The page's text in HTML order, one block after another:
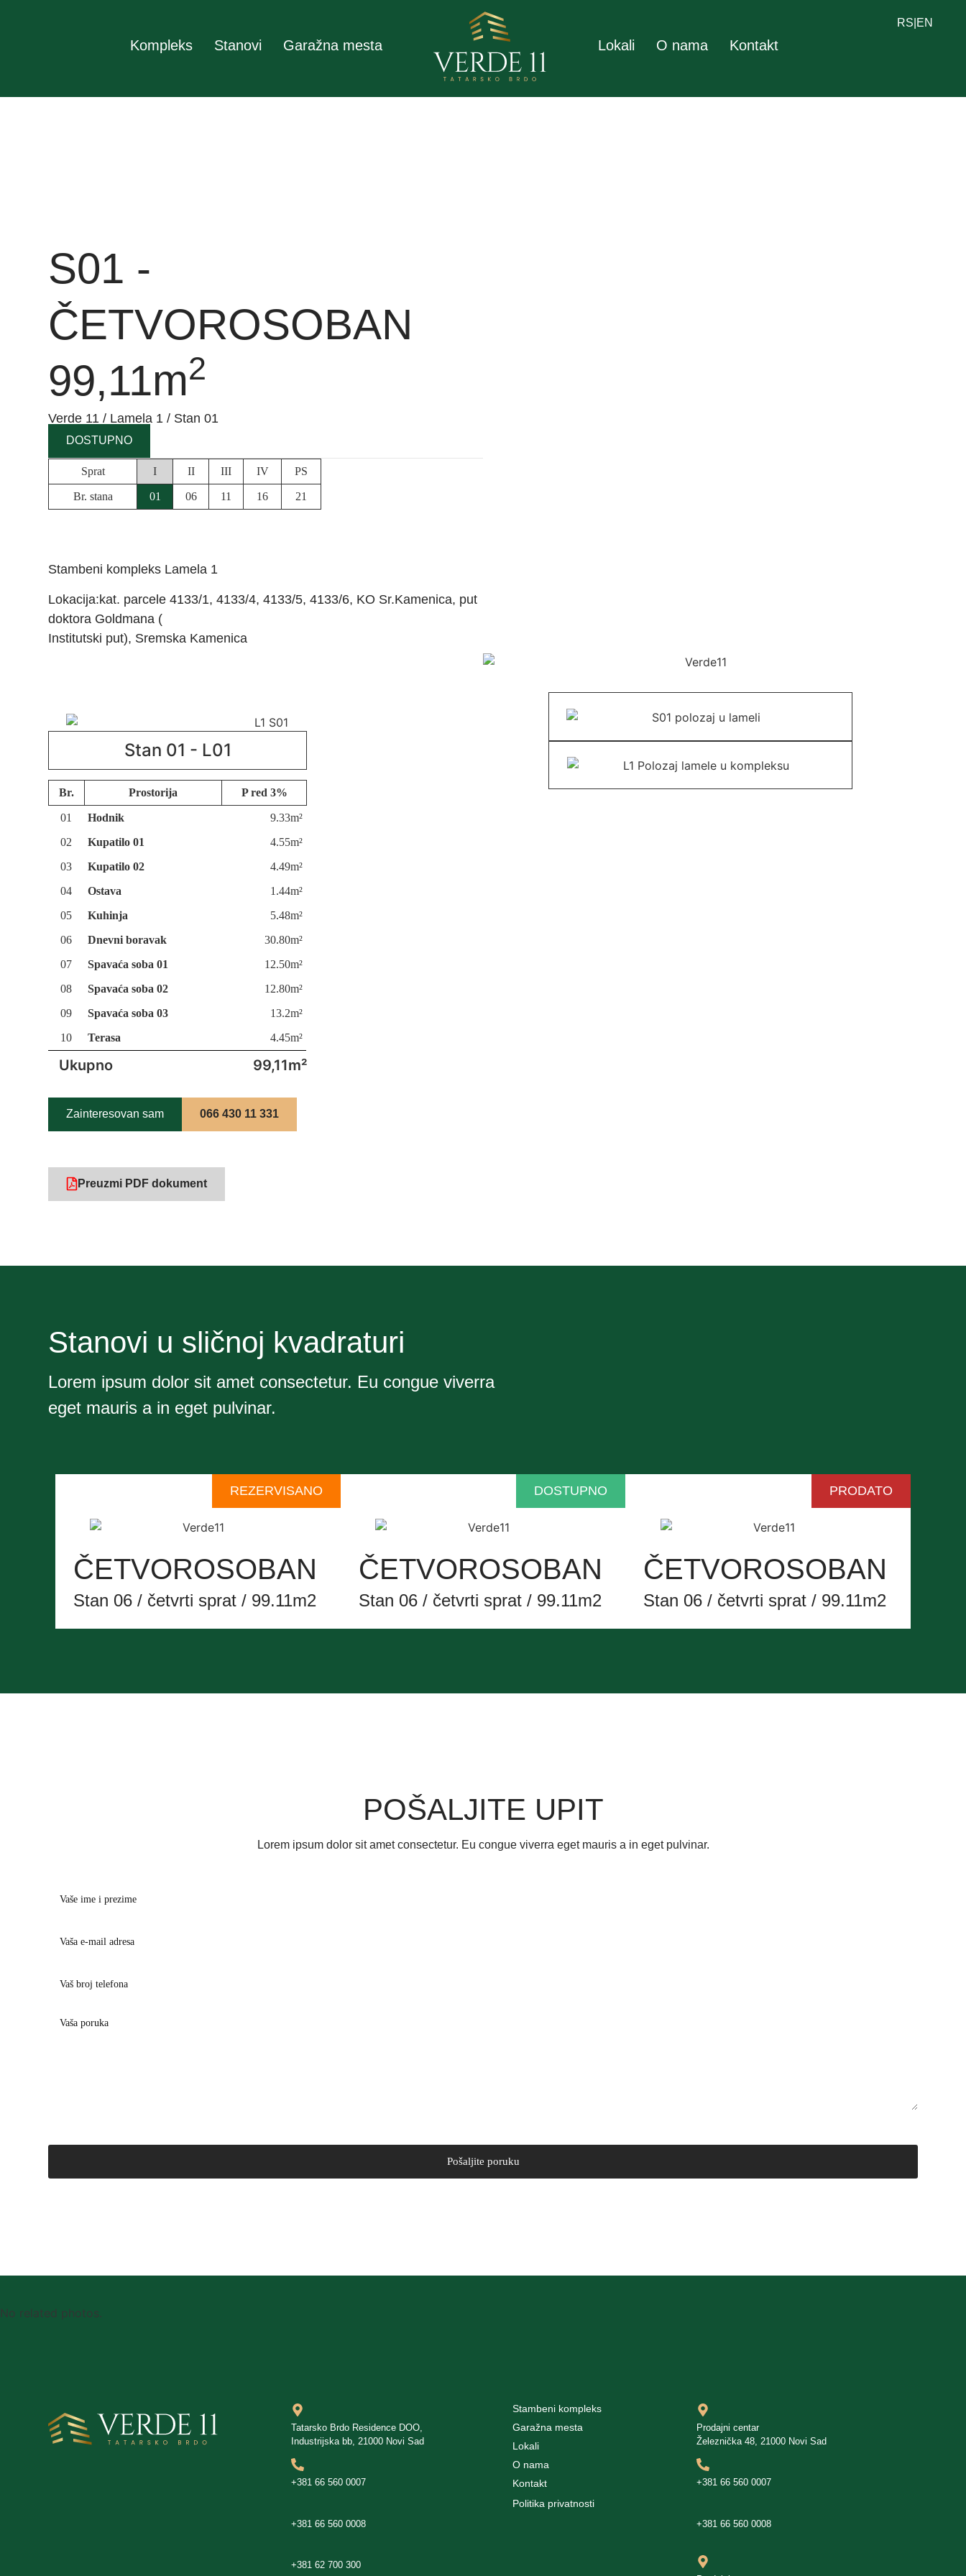
RS EN
Kompleks Stanovi Garažna mesta Lokali O nama Kontakt
S01 -
ČETVOROSOBAN
99,11m2
Verde 11 / Lamela 1 / Stan 01
DOSTUPNO
Sprat I II III IV PS
Br. stana 01 06 11 16 21
Stambeni kompleks Lamela 1
Lokacija:kat. parcele 4133/1, 4133/4, 4133/5, 4133/6, KO Sr.Kamenica, put
doktora Goldmana (
Institutski put), Sremska Kamenica
Stan 01 - L01
Br. Prostorija P red 3%
01 Hodnik
9.33m²
02
Kupatilo 01
4.55m²
03
Kupatilo 02
4.49m²
04
Ostava
1.44m²
05
Kuhinja
5.48m²
06
Dnevni boravak
30.80m²
07
Spavaća soba 01
12.50m²
08
Spavaća soba 02
12.80m²
09
Spavaća soba 03
13.2m²
10
Terasa 4.45m²
Ukupno 99,11m²
Zainteresovan sam 066 430 11 331
Preuzmi PDF dokument
Stanovi u sličnoj kvadraturi
Lorem ipsum dolor sit amet consectetur. Eu congue viverra
eget mauris a in eget pulvinar.
REZERVISANO
ČETVOROSOBAN
Stan 06 / četvrti sprat / 99.11m2
DOSTUPNO
ČETVOROSOBAN
Stan 06 / četvrti sprat / 99.11m2
PRODATO
ČETVOROSOBAN
Stan 06 / četvrti sprat / 99.11m2
POŠALJITE UPIT
Lorem ipsum dolor sit amet consectetur. Eu congue viverra eget mauris a in eget pulvinar.
No related photos.
Tatarsko Brdo Residence DOO,
Industrijska bb, 21000 Novi Sad
+381 66 560 0007
+381 66 560 0008
+381 62 700 300
Stambeni kompleks
Garažna mesta
Lokali
O nama
Kontakt
Politika privatnosti
Prodajni centar
Železnička 48, 21000 Novi Sad
+381 66 560 0007
+381 66 560 0008